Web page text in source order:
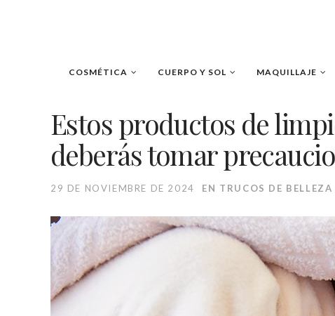
COSMÉTICA CUERPO Y SOL MAQUILLAJE
Estos productos de
deberás tomar
29 DE NOVIEMBRE DE 2024 EN TRUCOS DE BELLEZA